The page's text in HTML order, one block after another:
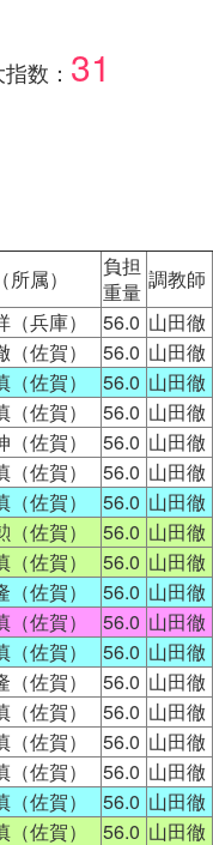
数： 31
属）
負担
重量 調教師
（兵庫） 56.0 山田徹
（佐賀） 56.0 山田徹
（佐賀） 56.0 山田徹
（佐賀） 56.0 山田徹
（佐賀） 56.0 山田徹
（佐賀） 56.0 山田徹
（佐賀） 56.0 山田徹
（佐賀） 56.0 山田徹
（佐賀） 56.0 山田徹
（佐賀） 56.0 山田徹
（佐賀） 56.0 山田徹
（佐賀） 56.0 山田徹
（佐賀） 56.0 山田徹
（佐賀） 56.0 山田徹
（佐賀） 56.0 山田徹
（佐賀） 56.0 山田徹
（佐賀） 56.0 山田徹
（佐賀） 56.0 山田徹